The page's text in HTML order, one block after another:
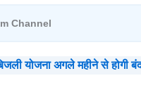
Channel
योजना अगले महीने से